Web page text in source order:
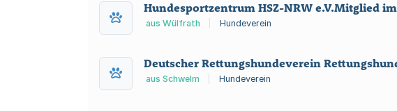
Hundesportzentrum HSZ-NRW e.V.Mitglied
aus Wülfrath Hundeverein
Deutscher Rettungshundeverein
aus Schwelm Hundeverein